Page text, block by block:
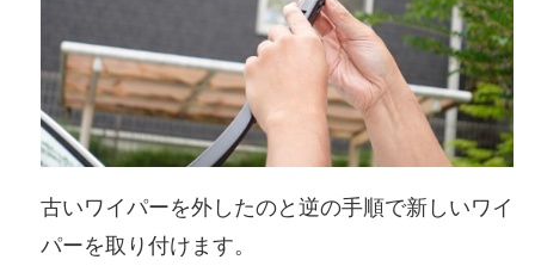
古いワイパーを外したのと逆の手順で新しいワイ
パーを取り付けます。